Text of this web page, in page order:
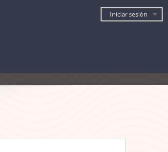
Iniciar sesión